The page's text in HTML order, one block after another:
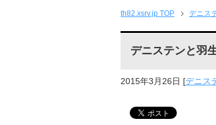
th82.xsrv.jp TOP デニス
デニステンと羽
2015年3月26日 [デニス